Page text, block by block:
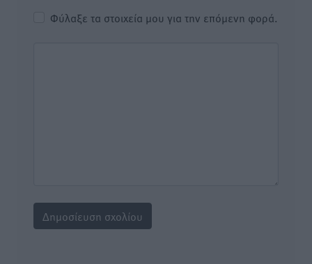
Φύλαξε τα στοιχεία μου για την επόμενη φορά.